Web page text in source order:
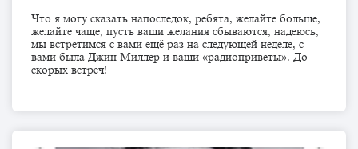
Что я могу сказать напоследок, ребята, желайте больше,
желайте чаще, пусть ваши желания сбываются, надеюсь,
мы встретимся с вами ещё раз на следующей неделе, с
вами была Джин Миллер и ваши «радиоприветы». До
скорых встреч!